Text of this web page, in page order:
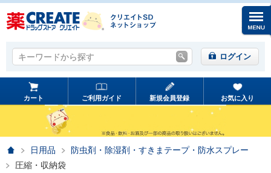
キーワードから探す
キーワードから探す ログイン
カート ご利用ガイド 新規会員登録 お気に入り
ホーム日用品
防虫剤・除湿剤・すきまテープ・防水スプレー
圧縮・収納袋